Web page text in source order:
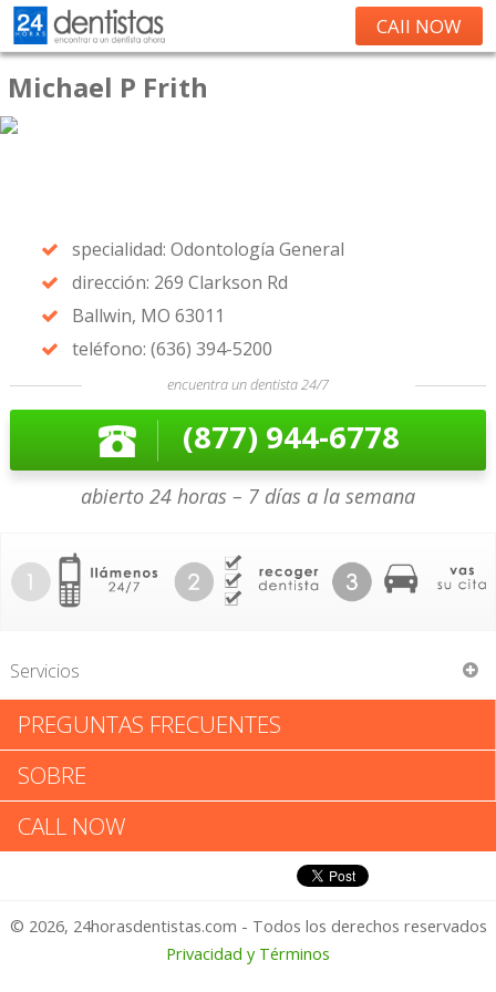
CAll NOW
Michael P Frith
specialidad: Odontología General
dirección: 269 Clarkson Rd
Ballwin, MO 63011
teléfono: (636) 394-5200
encuentra un dentista 24/7
(877) 944-6778
abierto 24 horas – 7 días a la semana
Servicios
Michael P Frith
Michael P Frith: Califica tu
Experiencia
1 – No Feliz
PREGUNTAS FRECUENTES
SOBRE
CALL NOW
© 2026, 24horasdentistas.com - Todos los derechos reservados
Privacidad y Términos